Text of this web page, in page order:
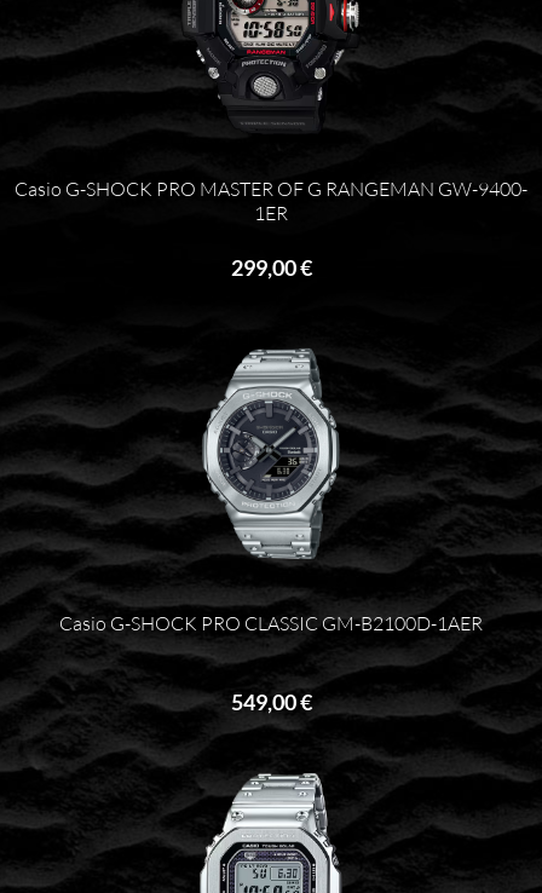
Casio G-SHOCK PRO MASTER OF G RANGEMAN GW-9400-
1ER
299,00 €
Casio G-SHOCK PRO CLASSIC GM-B2100D-1AER
549,00 €